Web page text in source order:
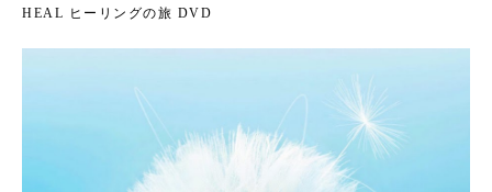
HEAL ヒーリングの旅 DVD